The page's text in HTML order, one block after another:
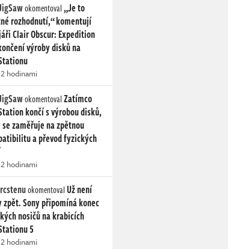
okomentoval„Je to
rozhodnutí,“ komentují
Clair Obscur: Expedition
výroby disků na
hodinami
okomentovalZatímco
končí s výrobou disků,
zaměřuje na zpětnou
a převod fyzických
hodinami
okomentovalUž není
zpět. Sony připomíná konec
nosičů na krabicích
5
hodinami